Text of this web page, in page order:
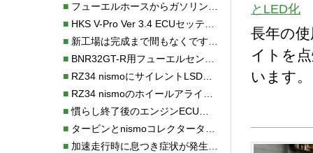
とLED化
長年の
イトを
います
■フューエルホースからガソリン漏れ
■HKS V-Pro Ver 3.4 ECUセッティング
■新工場は完成まで間もなくです！！
■BNR32GT-R用フューエルセンサー新発売!!
■RZ34 nismoにサイレントLSDの取り付け
■RZ34 nismoのホイールアライメント測定調整
■慣らし終了後のエンジンECUセッティング調整
■タービンとnismoコレクタータンク取付
■加速走行時に息つき症状が発生する